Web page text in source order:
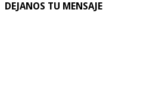
DEJANOS TU MENSAJE